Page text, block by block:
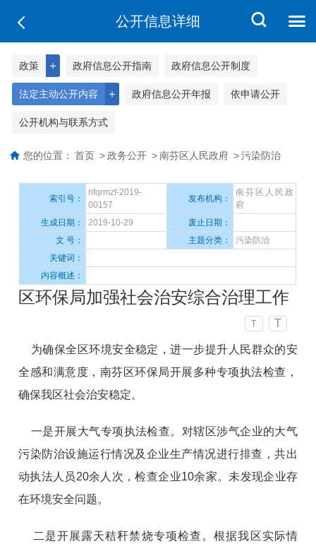
公开信息详细
＋
政策 政府信息公开指南 政府信息公开制度
＋
法定主动公开内容 政府信息公开年报 依申请公开
公开机构与联系方式
您的位置： 首页 > 政务公开 > 南芬区人民政府 > 污染防治
索引号：
nfqrmzf-2019-
00157
发布机构：
南芬区人民政
府
生成日期：
2019-10-29
废止日期：
文 号：
主题分类：
污染防治
关键词：
内容概述：
区环保局加强社会治安综合治理工作
T T
为确保全区环境安全稳定，进一步提升人民群众的安
全感和满意度，南芬区环保局开展多种专项执法检查，
确保我区社会治安稳定。
一是开展大气专项执法检查。对辖区涉气企业的大气
污染防治设施运行情况及企业生产情况进行排查，共出
动执法人员20余人次，检查企业10余家。未发现企业存
在环境安全问题。
二是开展露天秸秆禁烧专项检查。根据我区实际情